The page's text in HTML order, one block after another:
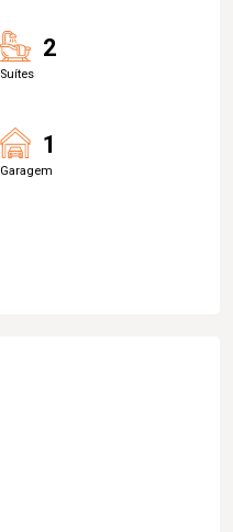
2
Suítes
1
Garagem